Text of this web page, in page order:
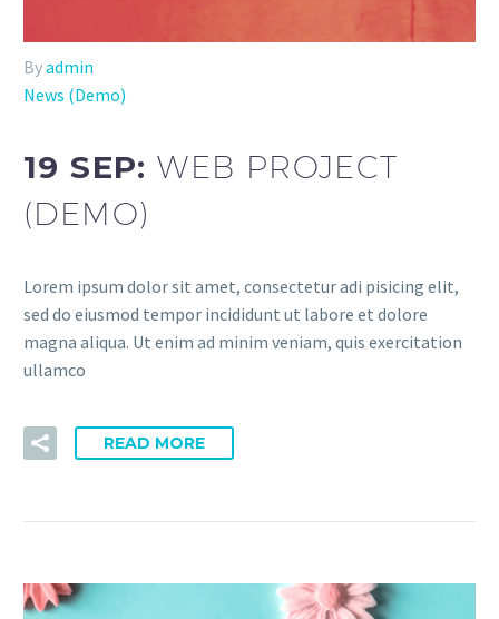
Byadmin
News (Demo)
19 SEP:WEB PROJECT
(DEMO)
Lorem ipsum dolor sit amet, consectetur adi pisicing elit,
sed do eiusmod tempor incididunt ut labore et dolore
magna aliqua. Ut enim ad minim veniam, quis exercitation
ullamco
READ MORE